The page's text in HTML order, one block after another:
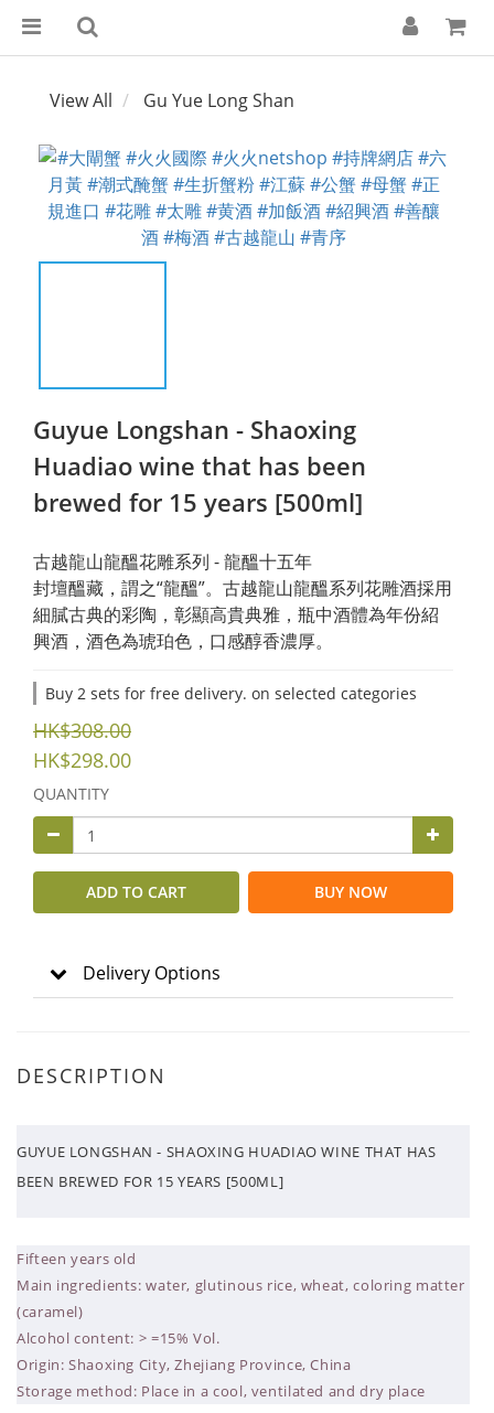
View All Gu Yue Long Shan
Guyue Longshan - Shaoxing
Huadiao wine that has been
brewed for 15 years [500ml]
古越龍山龍醞花雕系列 - 龍醞十五年
封壇醞藏，謂之“龍醞”。古越龍山龍醞系列花雕酒採用
細膩古典的彩陶，彰顯高貴典雅，瓶中酒體為年份紹
興酒，酒色為琥珀色，口感醇香濃厚。
Buy 2 sets for free delivery. on selected categories
HK$308.00
HK$298.00
QUANTITY
ADD TO CART BUY NOW
Delivery Options
DESCRIPTION
GUYUE LONGSHAN - SHAOXING HUADIAO WINE THAT HAS
BEEN BREWED FOR 15 YEARS [500ML]
Fifteen years old
Main ingredients: water, glutinous rice, wheat, coloring matter
(caramel)
Alcohol content: > =15% Vol.
Origin: Shaoxing City, Zhejiang Province, China
Storage method: Place in a cool, ventilated and dry place